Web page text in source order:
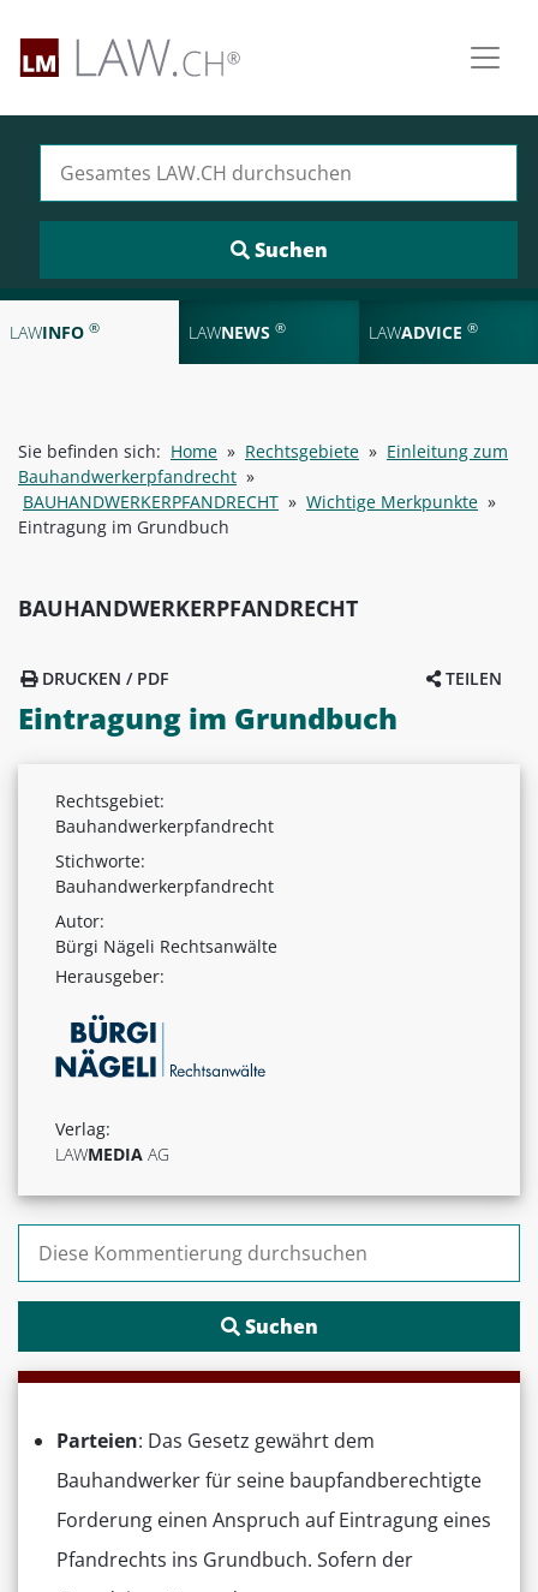
LAWINFO ® LAWNEWS ® LAWADVICE ®
Sie befinden sich: Home » Rechtsgebiete » Einleitung zum
Bauhandwerkerpfandrecht »
BAUHANDWERKERPFANDRECHT » Wichtige Merkpunkte »
Eintragung im Grundbuch
BAUHANDWERKERPFANDRECHT
TEILEN
DRUCKEN / PDF
Eintragung im Grundbuch
Rechtsgebiet:
Bauhandwerkerpfandrecht
Stichworte:
Bauhandwerkerpfandrecht
Autor:
Bürgi Nägeli Rechtsanwälte
Herausgeber:
Verlag:
LAWMEDIA AG
Suchen nach:
Parteien: Das Gesetz gewährt dem
Bauhandwerker für seine baupfandberechtigte
Forderung einen Anspruch auf Eintragung eines
Pfandrechts ins Grundbuch. Sofern der